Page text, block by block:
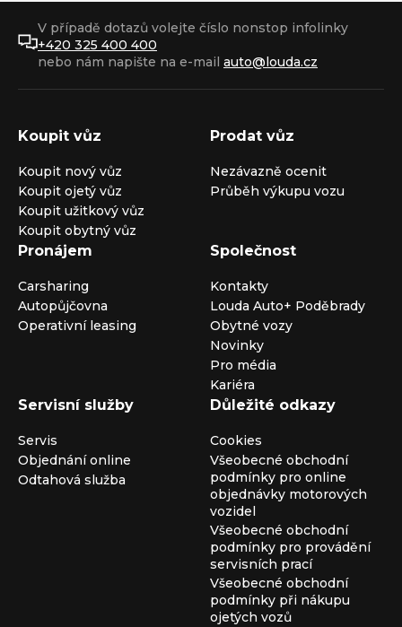
V případě dotazů volejte číslo nonstop infolinky
+420 325 400 400
nebo nám napište na e-mail auto@louda.cz
Koupit vůz
Koupit nový vůz
Koupit ojetý vůz
Koupit užitkový vůz
Koupit obytný vůz
Prodat vůz
Nezávazně ocenit
Průběh výkupu vozu
Pronájem
Carsharing
Autopůjčovna
Operativní leasing
Společnost
Kontakty
Louda Auto+ Poděbrady
Obytné vozy
Novinky
Pro média
Kariéra
Servisní služby
Servis
Objednání online
Odtahová služba
Důležité odkazy
Cookies
Všeobecné obchodní
podmínky pro online
objednávky motorových
vozidel
Všeobecné obchodní
podmínky pro provádění
servisních prací
Všeobecné obchodní
podmínky při nákupu
ojetých vozů